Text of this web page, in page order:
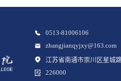
0513-81006106
zhangjianqyjxy@163.com
江苏省南通市崇川区星城
226000